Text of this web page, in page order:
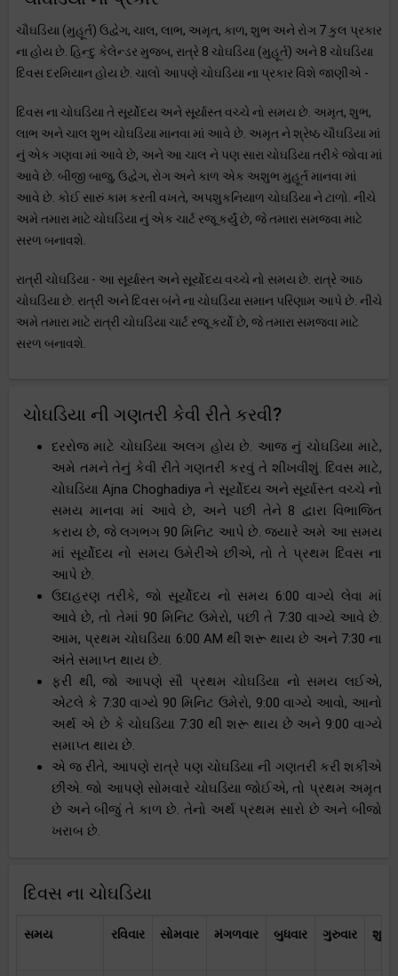
ચૌઘડિયા (મુહૂર્ત) ઉદ્વેગ, ચાલ, લાભ, અમૃત, કાળ, શુભ અને રોગ 7 કુલ પ્રકાર
ના હોય છે. હિન્દુ કેલેન્ડર મુજબ, રાત્રે 8 ચોઘડિયા (મુહૂર્ત) અને 8 ચોઘડિયા
દિવસ દરમિયાન હોય છે. ચાલો આપણે ચોઘડિયા ના પ્રકાર વિશે જાણીએ -
દિવસ ના ચોઘડિયા તે સૂર્યોદય અને સૂર્યાસ્ત વચ્ચે નો સમય છે. અમૃત, શુભ,
લાભ અને ચાલ શુભ ચોઘડિયા માનવા માં આવે છે. અમૃત ને શ્રેષ્ઠ ચૌઘડિયા માં
નું એક ગણવા માં આવે છે, અને આ ચાલ ને પણ સારા ચોઘડિયા તરીકે જોવા માં
આવે છે. બીજી બાજુ, ઉદ્વેગ, રોગ અને કાળ એક અશુભ મુહૂર્ત માનવા માં
આવે છે. કોઈ સારું કામ કરતી વખતે, અપશુકનિયાળ ચોઘડિયા ને ટાળો. નીચે
અમે તમારા માટે ચોઘડિયા નું એક ચાર્ટ રજૂ કર્યું છે, જે તમારા સમજવા માટે
સરળ બનાવશે.
રાત્રી ચોઘડિયા - આ સૂર્યાસ્ત અને સૂર્યોદય વચ્ચે નો સમય છે. રાત્રે આઠ
ચોઘડિયા છે. રાત્રી અને દિવસ બંને ના ચોઘડિયા સમાન પરિણામ આપે છે. નીચે
અમે તમારા માટે રાત્રી ચોઘડિયા ચાર્ટ રજૂ કર્યો છે, જે તમારા સમજવા માટે
સરળ બનાવશે.
ચોઘડિયા ની ગણતરી કેવી રીતે કરવી?
દરરોજ માટે ચોઘડિયા અલગ હોય છે. આજ નું ચોઘડિયા માટે,
અમે તમને તેનું કેવી રીતે ગણતરી કરવું તે શીખવીશું. દિવસ માટે,
ચોઘડિયા Ajna Choghadiya ને સૂર્યોદય અને સૂર્યાસ્ત વચ્ચે નો
સમય માનવા માં આવે છે, અને પછી તેને 8 દ્વારા વિભાજિત
કરાય છે, જે લગભગ 90 મિનિટ આપે છે. જ્યારે અમે આ સમય
માં સૂર્યોદય નો સમય ઉમેરીએ છીએ, તો તે પ્રથમ દિવસ ના
આપે છે.
ઉદાહરણ તરીકે, જો સૂર્યોદય નો સમય 6:00 વાગ્યે લેવા માં
આવે છે, તો તેમાં 90 મિનિટ ઉમેરો, પછી તે 7:30 વાગ્યે આવે છે.
આમ, પ્રથમ ચોઘડિયા 6:00 AM થી શરૂ થાય છે અને 7:30 ના
અંતે સમાપ્ત થાય છે.
ફરી થી, જો આપણે સૌ પ્રથમ ચોઘડિયા નો સમય લઈએ,
એટલે કે 7:30 વાગ્યે 90 મિનિટ ઉમેરો, 9:00 વાગ્યે આવો, આનો
અર્થ એ છે કે ચોઘડિયા 7:30 થી શરૂ થાય છે અને 9:00 વાગ્યે
સમાપ્ત થાય છે.
એ જ રીતે, આપણે રાત્રે પણ ચોઘડિયા ની ગણતરી કરી શકીએ
છીએ. જો આપણે સોમવારે ચોઘડિયા જોઈએ, તો પ્રથમ અમૃત
છે અને બીજું તે કાળ છે. તેનો અર્થ પ્રથમ સારો છે અને બીજો
ખરાબ છે.
દિવસ ના ચોઘડિયા
સમય રવિવાર સોમવાર મંગળવાર બુધવાર ગુરુવાર